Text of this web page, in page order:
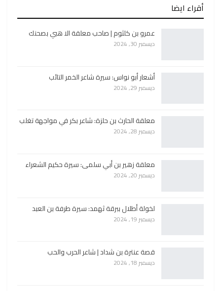
أقراء ايضا
عمرو بن كلثوم | صاحب معلقة الا هبي بصحنك
ديسمبر 30, 2024
أشعار أبو نواس: سيرة شاعر الخمر التائب
ديسمبر 29, 2024
معلقة الحارث بن حلزة: شاعر بكر في مواجهة تغلب
ديسمبر 28, 2024
معلقة زهير بن أبي سلمى: سيرة حكيم الشعراء
ديسمبر 20, 2024
لخولة أطلال ببرقة ثهمد: سيرة طرفة بن العبد
ديسمبر 19, 2024
قصة عنترة بن شداد | شاعر الحرب والحب
ديسمبر 18, 2024